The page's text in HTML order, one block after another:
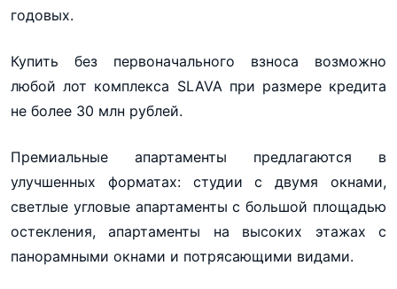
годовых.
Купить без первоначального взноса возможно
любой лот комплекса SLAVA при размере кредита
не более 30 млн рублей.
Премиальные апартаменты предлагаются в
улучшенных форматах: студии с двумя окнами,
светлые угловые апартаменты с большой площадью
остекления, апартаменты на высоких этажах с
панорамными окнами и потрясающими видами.